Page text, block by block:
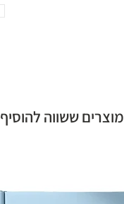
מוצרים ששווה להוסיף